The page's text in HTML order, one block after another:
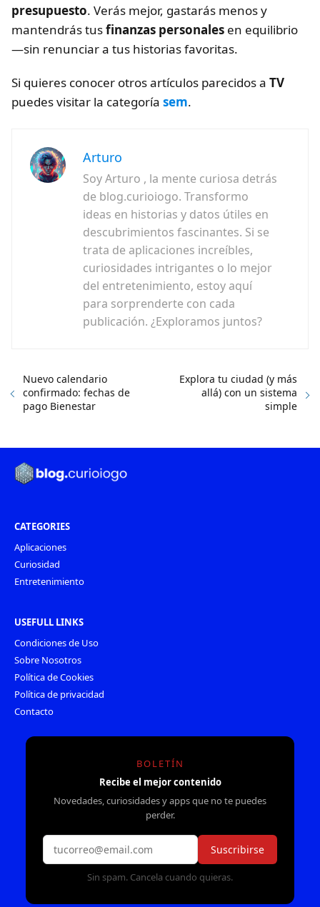
presupuesto. Verás mejor, gastarás menos y
mantendrás tusfinanzas personales en equilibrio
—sin renunciar a tus historias favoritas.
Si quieres conocer otros artículos parecidos a TV
puedes visitar la categoría sem.
Arturo
Soy Arturo , la mente curiosa detrás
de blog.curioiogo. Transformo
ideas en historias y datos útiles en
descubrimientos fascinantes. Si se
trata de aplicaciones increíbles,
curiosidades intrigantes o lo mejor
del entretenimiento, estoy aquí
para sorprenderte con cada
publicación. ¿Exploramos juntos?
Nuevo calendario
confirmado: fechas de
pago Bienestar
Explora tu ciudad (y más
allá) con un sistema
simple
CATEGORIES
Aplicaciones
Curiosidad
Entretenimiento
USEFULL LINKS
Condiciones de Uso
Sobre Nosotros
Política de Cookies
Política de privacidad
Contacto
BOLETÍN
Recibe el mejor contenido
Novedades, curiosidades y apps que no te puedes
perder.
Suscribirse
Sin spam. Cancela cuando quieras.